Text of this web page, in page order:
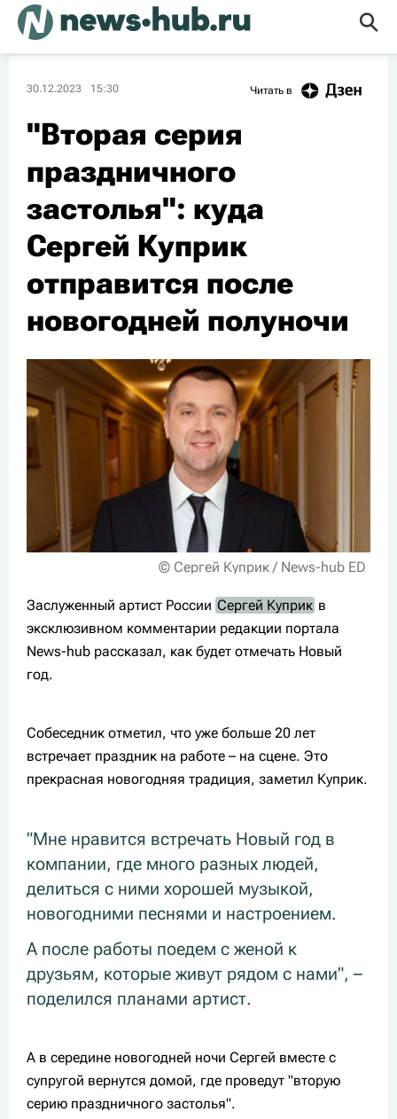
30.12.2023 15:30 Читать в
"Вторая серия
праздничного
застолья": куда
Сергей Куприк
отправится после
новогодней полуночи
© Сергей Куприк / News-hub ED
Заслуженный артист России Сергей Куприк в
эксклюзивном комментарии редакции портала
News-hub рассказал, как будет отмечать Новый
год.
Собеседник отметил, что уже больше 20 лет
встречает праздник на работе – на сцене. Это
прекрасная новогодняя традиция, заметил Куприк.
"Мне нравится встречать Новый год в
компании, где много разных людей,
делиться с ними хорошей музыкой,
новогодними песнями и настроением.
А после работы поедем с женой к
друзьям, которые живут рядом с нами", –
поделился планами артист.
А в середине новогодней ночи Сергей вместе с
супругой вернутся домой, где проведут "вторую
серию праздничного застолья".